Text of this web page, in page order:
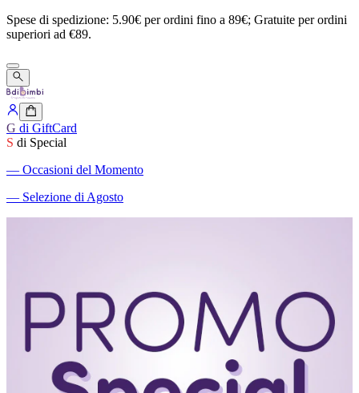
Spese di spedizione: 5.90€ perordini fino a 89€; Gratuite perordini
superiori ad €89.
G di GiftCard
S di Special
― Occasioni del Momento
― Selezione di Agosto